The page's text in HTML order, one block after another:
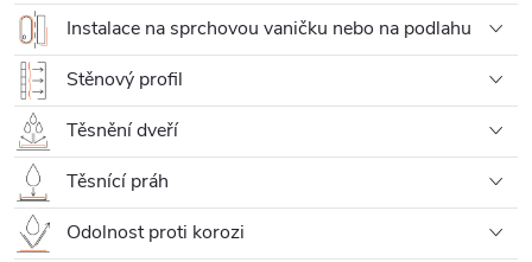
Instalace na sprchovou vaničku nebo na podlahu
Stěnový profil
Těsnění dveří
Těsnící práh
Odolnost proti korozi